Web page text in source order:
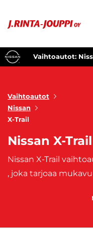
Vaihtoautot:
Vaihtoautot
Nissan
X-Trail
Nissan X-
, joka tarjoaa mukavuutta ja luotettavuutta kaikissa ajotilanteissa. Se on täydellinen valinta perheille, seikkailunhaluisille ja kaikille, jotka arvostavat